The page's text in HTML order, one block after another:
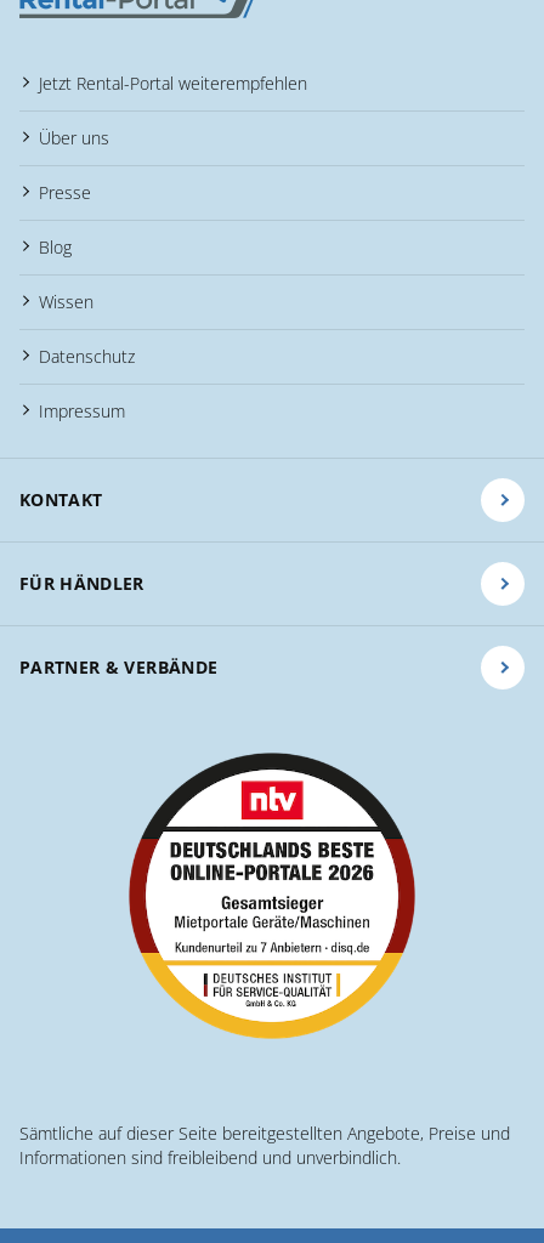
Jetzt Rental-Portal weiterempfehlen
Über uns
Presse
Blog
Wissen
Datenschutz
Impressum
KONTAKT
FÜR HÄNDLER
PARTNER & VERBÄNDE
Sämtliche auf dieser Seite bereitgestellten Angebote, Preise und
Informationen sind freibleibend und unverbindlich.